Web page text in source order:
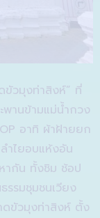
ขัวมุงท่าสิงห์” ที่
พานข้ามแม่น้ำกวง
อาทิ ผ้าฝ้ายยก
ำไยอบแห้งอัน
ากัน ทั้งชิม ช้อป
รมชุมชนเวียง
ดขัวมุงท่าสิงห์ ตั้ง